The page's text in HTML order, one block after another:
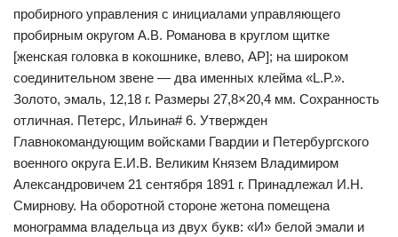
пробирного управления с инициалами управляющего
пробирным округом А.В. Романова в круглом щитке
[женская головка в кокошнике, влево, АР]; на широком
соединительном звене — два именных клейма «L.P.».
Золото, эмаль, 12,18 г. Размеры 27,8×20,4 мм. Сохранность
отличная. Петерс, Ильина# 6. Утвержден
Главнокомандующим войсками Гвардии и Петербургского
военного округа Е.И.В. Великим Князем Владимиром
Александровичем 21 сентября 1891 г. Принадлежал И.Н.
Смирнову. На оборотной стороне жетона помещена
монограмма владельца из двух букв: «И» белой эмали и